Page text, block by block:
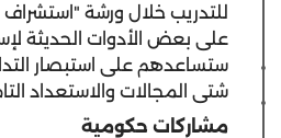
للتدريب خلال ورشة
على بعض الأدوات الحديثة
ستساعدهم على استبصار
شتى المجالات والاستعداد
مشاركات حكومية